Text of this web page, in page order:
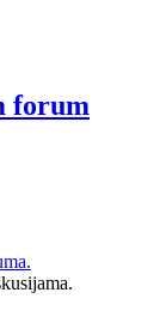
forum